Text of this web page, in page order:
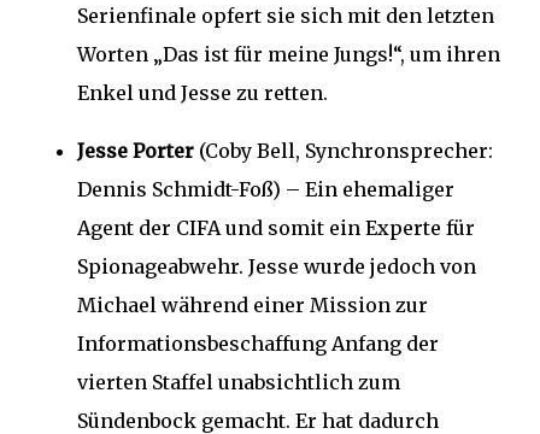
Serienfinale opfert sie sich mit den letzten
Worten „Das ist für meine Jungs!“, um ihren
Enkel und Jesse zu retten.
Jesse Porter (Coby Bell, Synchronsprecher:
Dennis Schmidt-Foß) – Ein ehemaliger
Agent der CIFA und somit ein Experte für
Spionageabwehr. Jesse wurde jedoch von
Michael während einer Mission zur
Informationsbeschaffung Anfang der
vierten Staffel unabsichtlich zum
Sündenbock gemacht. Er hat dadurch